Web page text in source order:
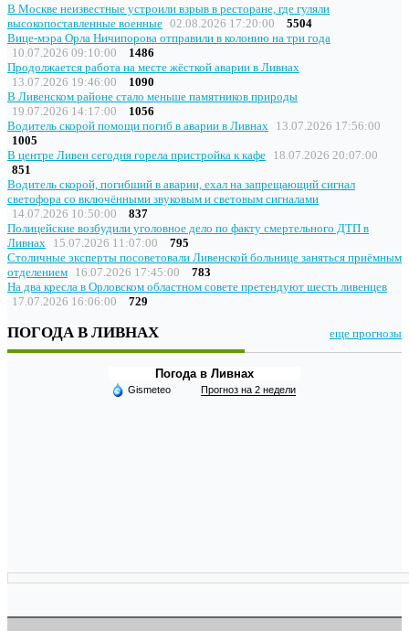
В Москве неизвестные устроили взрыв в ресторане, где гуляли
высокопоставленные военные 02.08.2026 17:20:00
5504
Вице-мэра Орла Ничипорова отправили в колонию на три года
10.07.2026 09:10:00
1486
Продолжается работа на месте жёсткой аварии в Ливнах
13.07.2026 19:46:00
1090
В Ливенском районе стало меньше памятников природы
19.07.2026 14:17:00
1056
Водитель скорой помощи погиб в аварии в Ливнах
13.07.2026 17:56:00
1005
В центре Ливен сегодня горела пристройка к кафе 18.07.2026 20:07:00
851
Водитель скорой, погибший в аварии, ехал на запрещающий сигнал
светофора со включёнными звуковым и световым сигналами
14.07.2026 10:50:00
837
Полицейские возбудили уголовное дело по факту смертельного ДТП в
Ливнах
15.07.2026 11:07:00
795
Столичные эксперты посоветовали Ливенской больнице заняться приёмным
отделением 16.07.2026 17:45:00
783
На два кресла в Орловском областном совете претендуют шесть ливенцев
17.07.2026 16:06:00
729
ПОГОДА В ЛИВНАХ еще прогнозы
Погода в Ливнах
Gismeteo Прогноз на 2 недели